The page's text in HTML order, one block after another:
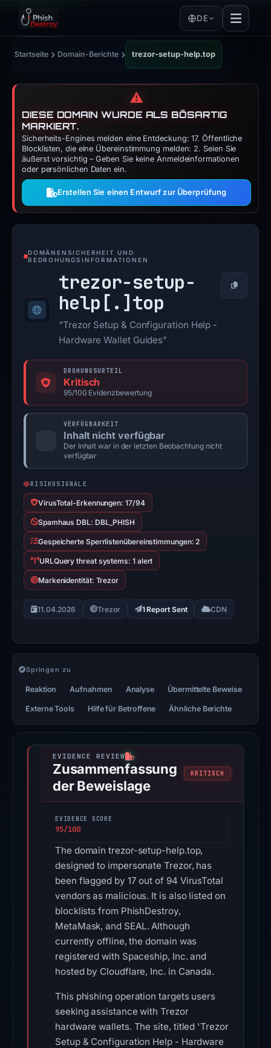
DE
Startseite › Domain-Berichte › trezor-setup-help.top
⚠️
DIESE DOMAIN WURDE ALS BÖSARTIG
MARKIERT.
Sicherheits-Engines melden eine Entdeckung: 17. Öffentliche
Blocklisten, die eine Übereinstimmung melden: 2. Seien Sie
äußerst vorsichtig – Geben Sie keine Anmeldeinformationen
oder persönlichen Daten ein.
Erstellen Sie einen Entwurf zur Überprüfung
DOMÄNENSICHERHEIT UND
BEDROHUNGSINFORMATIONEN
trezor-setup-
help[.] top
Kopieren
“Trezor Setup & Configuration Help -
Hardware Wallet Guides”
DROHUNGSURTEIL
Kritisch
95/100 Evidenzbewertung
VERFÜGBARKEIT
Inhalt nicht verfügbar
Der Inhalt war in der letzten Beobachtung nicht
verfügbar
RISIKOSIGNALE
VirusTotal-Erkennungen: 17/94
Spamhaus DBL: DBL_PHISH
Gespeicherte Sperrlistenübereinstimmungen: 2
URLQuery threat systems: 1 alert
Markenidentität: Trezor
11.04.2026 Trezor 1 Report Sent CDN
Springen zu
Reaktion Aufnahmen Analyse Übermittelte Beweise
Externe Tools Hilfe für Betroffene Ähnliche Berichte
Zusammenfassung
der Beweislage
KRITISCH
EVIDENCE SCORE
95/100
The domain trezor-setup-help.top,
designed to impersonate Trezor, has
been flagged by 17 out of 94 VirusTotal
vendors as malicious. It is also listed on
blocklists from PhishDestroy,
MetaMask, and SEAL. Although
currently offline, the domain was
registered with Spaceship, Inc. and
hosted by Cloudflare, Inc. in Canada.
This phishing operation targets users
seeking assistance with Trezor
hardware wallets. The site, titled 'Trezor
Setup & Configuration Help - Hardware